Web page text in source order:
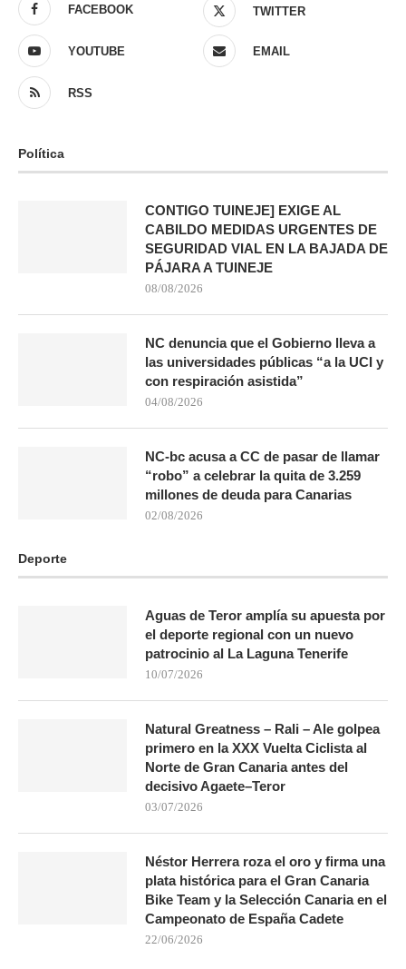
FACEBOOK TWITTER
YOUTUBE EMAIL
RSS
Política
CONTIGO TUINEJE] EXIGE AL
CABILDO MEDIDAS URGENTES DE
SEGURIDAD VIAL EN LA BAJADA DE
PÁJARA A TUINEJE
08/08/2026
NC denuncia que el Gobierno lleva a
las universidades públicas “a la UCI y
con respiración asistida”
04/08/2026
NC-bc acusa a CC de pasar de llamar
“robo” a celebrar la quita de 3.259
millones de deuda para Canarias
02/08/2026
Deporte
Aguas de Teror amplía su apuesta por
el deporte regional con un nuevo
patrocinio al La Laguna Tenerife
10/07/2026
Natural Greatness – Rali – Ale golpea
primero en la XXX Vuelta Ciclista al
Norte de Gran Canaria antes del
decisivo Agaete–Teror
03/07/2026
Néstor Herrera roza el oro y firma una
plata histórica para el Gran Canaria
Bike Team y la Selección Canaria en el
Campeonato de España Cadete
22/06/2026